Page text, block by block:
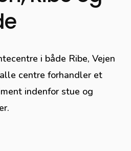
i både Ribe, Vejen
alle centre forhandler et
indenfor stue og